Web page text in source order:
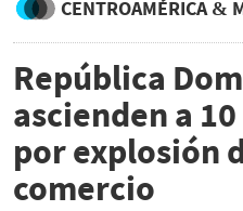
CENTROAMÉRICA &
República
ascienden a
por explosión
comercio